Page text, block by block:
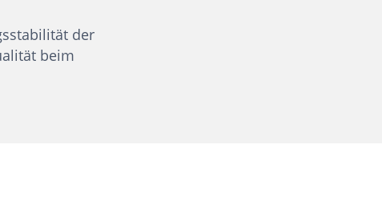
der
beim